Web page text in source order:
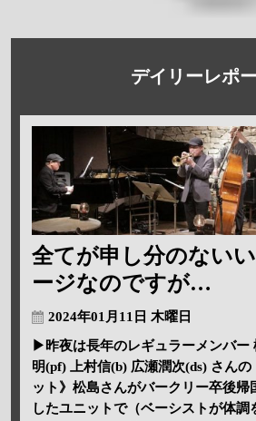
デイリーレポ
全てが申し分のない
ージなのですが…
2024年01月11日 木曜日
▶昨夜は長年のレギュラーメンバー
明(pf) 上村信(b) 広瀬潤次(ds) さん
ット》松島さんがバークリー卒後帰
したユニットで（ベーシストが体調